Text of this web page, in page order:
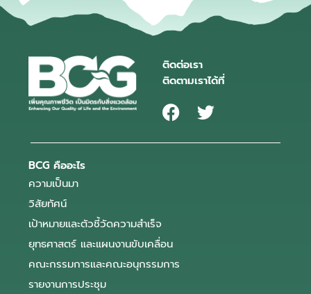
ติดต่อเรา
ติดตามเราได้ที่
BCG คืออะไร
ความเป็นมา
วิสัยทัศน์
เป้าหมายและตัวชี้วัดความสำเร็จ
ยุทธศาสตร์ และแผนงานขับเคลื่อน
คณะกรรมการและคณะอนุกรรมการ
รายงานการประชุม